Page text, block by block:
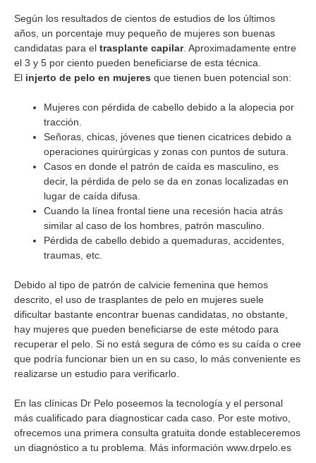
Según los resultados de cientos de estudios de los últimos
años, un porcentaje muy pequeño de mujeres son buenas
candidatas para el trasplante capilar. Aproximadamente entre
el 3 y 5 por ciento pueden beneficiarse de esta técnica.
El injerto de pelo en mujeres que tienen buen potencial son:
Mujeres con pérdida de cabello debido a la alopecia por
tracción.
Señoras, chicas, jóvenes que tienen cicatrices debido a
operaciones quirúrgicas y zonas con puntos de sutura.
Casos en donde el patrón de caída es masculino, es
decir, la pérdida de pelo se da en zonas localizadas en
lugar de caída difusa.
Cuando la línea frontal tiene una recesión hacia atrás
similar al caso de los hombres, patrón masculino.
Pérdida de cabello debido a quemaduras, accidentes,
traumas, etc.
Debido al tipo de patrón de calvicie femenina que hemos
descrito, el uso de trasplantes de pelo en mujeres suele
dificultar bastante encontrar buenas candidatas, no obstante,
hay mujeres que pueden beneficiarse de este método para
recuperar el pelo. Si no está segura de cómo es su caída o cree
que podría funcionar bien un en su caso, lo más conveniente es
realizarse un estudio para verificarlo.
En las clínicas Dr Pelo poseemos la tecnología y el personal
más cualificado para diagnosticar cada caso. Por este motivo,
ofrecemos una primera consulta gratuita donde estableceremos
un diagnóstico a tu problema. Más información www.drpelo.es